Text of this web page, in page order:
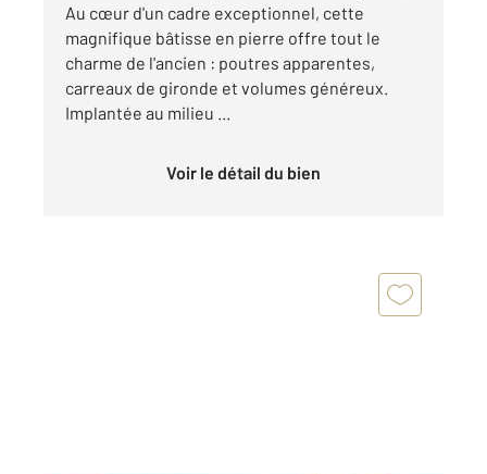
Au cœur d'un cadre exceptionnel, cette
magnifique bâtisse en pierre offre tout le
charme de l'ancien : poutres apparentes,
carreaux de gironde et volumes généreux.
Implantée au milieu ...
Voir le détail du bien